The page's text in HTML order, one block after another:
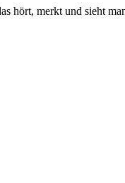
hört, merkt und sieht